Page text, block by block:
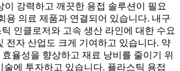
이 강력하고 깨끗한 용접 솔루션이 필요
용 의료 제품과 연결되어 있습니다. 내구
인클로저와 고속 생산 라인에 대한 수요
전자 산업도 크게 기여하고 있습니다. 약
율성을 향상하고 재료 낭비를 줄이기 위
술에 투자하고 있습니다. 플라스틱 용접